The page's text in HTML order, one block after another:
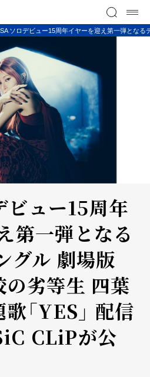
ソロデビュー15周年イヤーを迎え第一弾とな
ュー15周年
第一弾となる
グル 劇場版
の劣等生 四葉
「YES」 配信
CLiPが公